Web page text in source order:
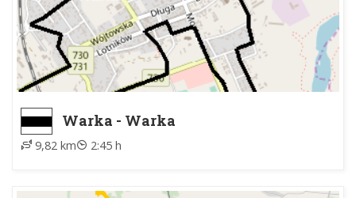
Warka - Warka
9,82 km 2:45 h